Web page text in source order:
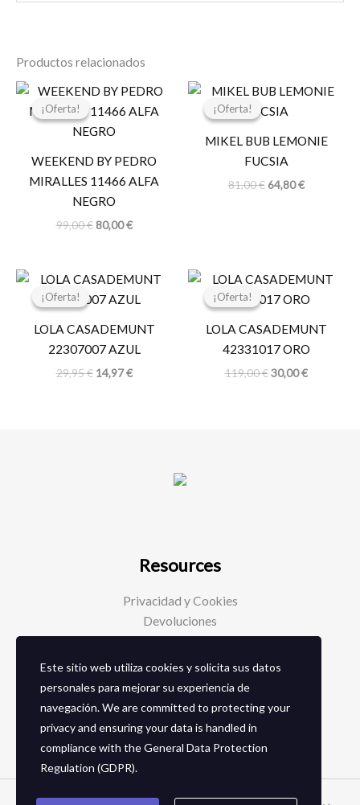
Productos relacionados
¡Oferta!
¡Oferta!
WEEKEND BY PEDRO
MIRALLES 11466 ALFA
NEGRO
99,00€
El
original
era:
80,00€
El
actual
¡Oferta!
¡Oferta!
MIKEL BUB LEMONIE
FUCSIA
81,00€
El
original
81,00 €.
64,80€
El
64,80 €.
¡Oferta!
¡Oferta!
LOLA CASADEMUNT
22307007 AZUL
29,95€
El
original
29,95 €.
14,97€
El
actual
14,97 €.
¡Oferta!
¡Oferta!
LOLA CASADEMUNT
42331017 ORO
119,00€
El
original
119,00 €.
30,00€
El
actual
30,00 €.
Resources
Privacidad y Cookies
Devoluciones
Social Media
Facebook
Instagram
Este sitio web utiliza cookies y solicita sus datos
personales para mejorar su experiencia de
navegación. We are committed to protecting your
privacy and ensuring your data is handled in
compliance with theGeneral Data Protection
Regulation (GDPR).